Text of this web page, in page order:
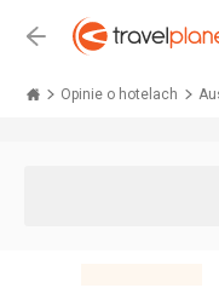
Wstecz
Opinie o hotelach